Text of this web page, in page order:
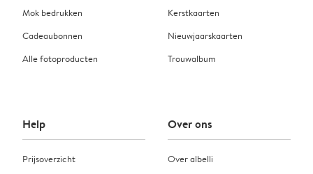
Mok bedrukken
Cadeaubonnen
Alle fotoproducten
Kerstkaarten
Nieuwjaarskaarten
Trouwalbum
Help
Prijsoverzicht
Over ons
Over albelli